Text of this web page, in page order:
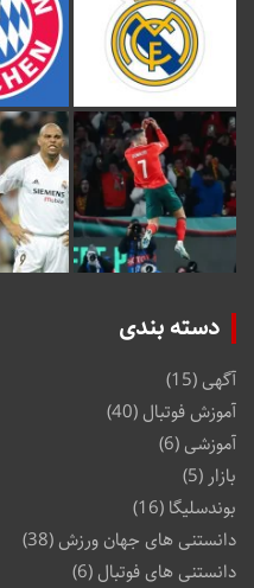
دسته بندی
آگهی(15)
آموزش فوتبال (40)
آموزشی(6)
بازار (5)
بوندسلیگا (16)
دانستنی های جهان ورزش(38)
دانستنی های فوتبال (6)